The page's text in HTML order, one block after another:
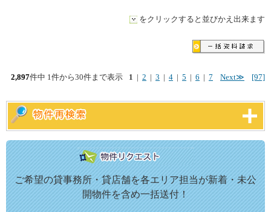
をクリックすると並びかえ出来ます
2,897件中 1件から30件まで表示 1 | 2 | 3 | 4 | 5 | 6 | 7 Next≫ [97]
ご希望の貸事務所・貸店舗を各エリア担当が新着・未公
開物件を含め一括送付！